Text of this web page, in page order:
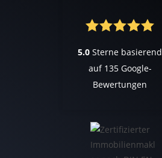
5.0 Sterne basierend
auf 135 Google-
Bewertungen